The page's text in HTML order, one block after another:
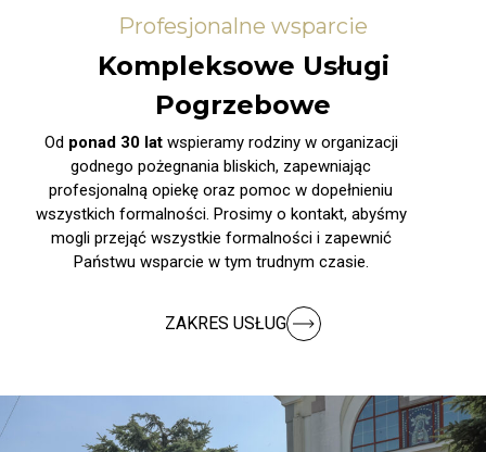
Profesjonalne wsparcie
Kompleksowe Usługi
Pogrzebowe
Od ponad 30 latwspieramy rodziny w organizacji
godnego pożegnania bliskich, zapewniając
profesjonalną opiekę oraz pomoc w dopełnieniu
wszystkich formalności. Prosimy o kontakt, abyśmy
mogli przejąć wszystkie formalności i zapewnić
Państwu wsparcie w tym trudnym czasie.
ZAKRES USŁUG